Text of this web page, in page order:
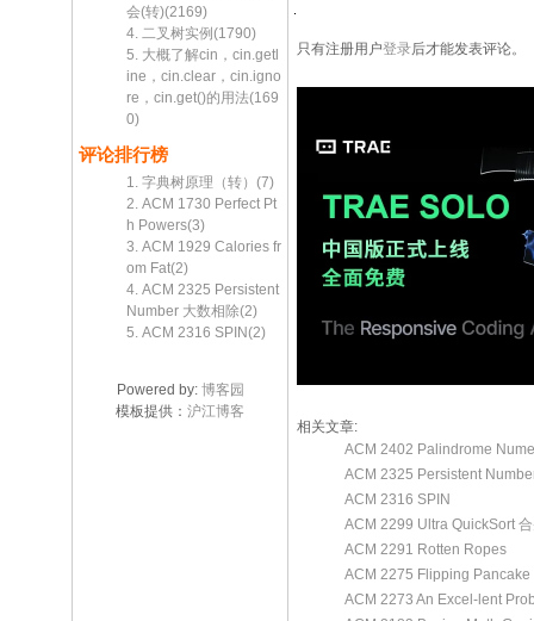
会(转)(2169)
4. 二叉树实例(1790)
5. 大概了解cin，cin.getl
ine，cin.clear，cin.igno
re，cin.get()的用法(169
0)
评论排行榜
1. 字典树原理（转）(7)
2. ACM 1730 Perfect Pt
h Powers(3)
3. ACM 1929 Calories fr
om Fat(2)
4. ACM 2325 Persistent
Number 大数相除(2)
5. ACM 2316 SPIN(2)
Powered by: 博客园
模板提供： 沪江博客
只有注册用户登录后才能发表评论。
相关文章:
ACM 2402 Palindrome
ACM 2325 Persistent
ACM 2316 SPIN
ACM 2299 Ultra QuickSort
ACM 2291 Rotten Ropes
ACM 2275 Flipping
ACM 2273 An Excel-lent